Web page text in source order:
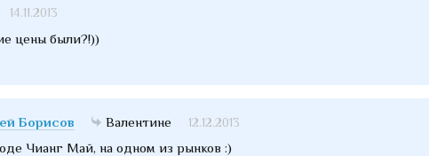
14.11.2013
цены были?!))
Борисов Валентине 12.12.2013
Чианг Май, на одном из рынков :)